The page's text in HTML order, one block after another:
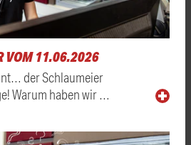
VOM 11.06.2026
der Schlaumeier
Warum haben wir …